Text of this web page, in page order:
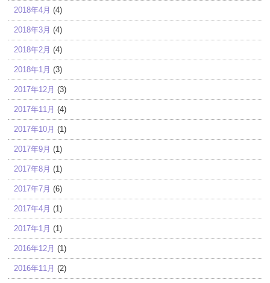
2018年4月 (4)
2018年3月 (4)
2018年2月 (4)
2018年1月 (3)
2017年12月 (3)
2017年11月 (4)
2017年10月 (1)
2017年9月 (1)
2017年8月 (1)
2017年7月 (6)
2017年4月 (1)
2017年1月 (1)
2016年12月 (1)
2016年11月 (2)